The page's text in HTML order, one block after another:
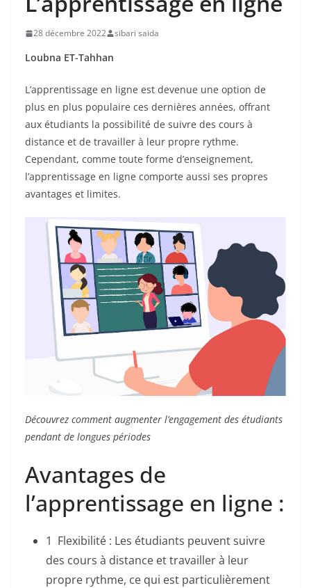
28 décembre 2022 sibari saida
Loubna ET-Tahhan
L’apprentissage en ligne est devenue une option de
plus en plus populaire ces dernières années, offrant
aux étudiants la possibilité de suivre des cours à
distance et de travailler à leur propre rythme.
Cependant, comme toute forme d’enseignement,
l’apprentissage en ligne comporte aussi ses propres
avantages et limites.
Découvrez comment augmenter l’engagement des étudiants
pendant de longues périodes
Avantages de
l’apprentissage en ligne :
1 Flexibilité : Les étudiants peuvent suivre
des cours à distance et travailler à leur
propre rythme, ce qui est particulièrement